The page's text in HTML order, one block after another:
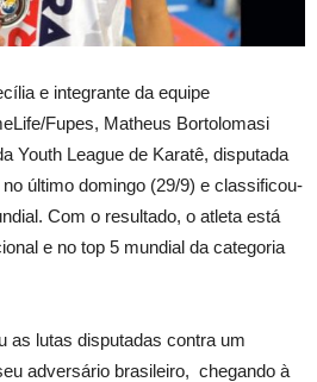
e integrante da equipe
Fupes, Matheus Bortolomasi
Youth League de Karatê, disputada
último domingo (29/9) e classificou-
Com o resultado, o atleta está
e no top 5 mundial da categoria
as lutas disputadas contra um
adversário brasileiro, chegando à